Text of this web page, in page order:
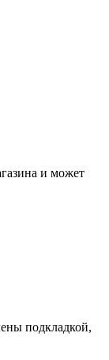
и может
подкладкой,